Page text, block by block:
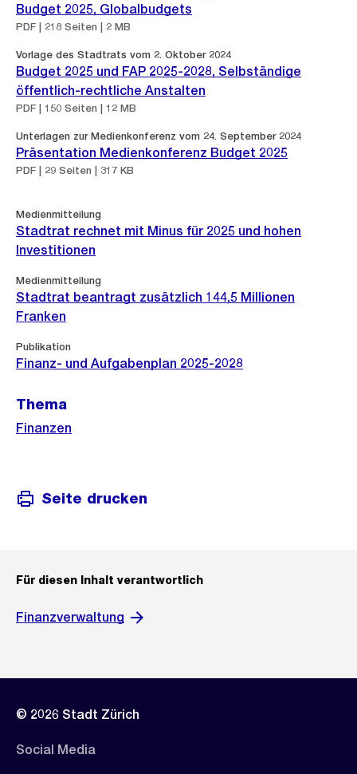
Budget 2025, Globalbudgets
PDF | 218 Seiten | 2 MB
Vorlage des Stadtrats vom 2. Oktober 2024
Budget 2025 und FAP 2025-2028, Selbständige
öffentlich-rechtliche Anstalten
PDF | 150 Seiten | 12 MB
Unterlagen zur Medienkonferenz vom 24. September 2024
Präsentation Medienkonferenz Budget 2025
PDF | 29 Seiten | 317 KB
Medienmitteilung
Stadtrat rechnet mit Minus für 2025 und hohen
Investitionen
Medienmitteilung
Stadtrat beantragt zusätzlich 144,5 Millionen
Franken
Publikation
Finanz- und Aufgabenplan 2025-2028
Thema
Finanzen
Seite drucken
Für diesen Inhalt verantwortlich
Finanzverwaltung
© 2026 Stadt Zürich
Social Media